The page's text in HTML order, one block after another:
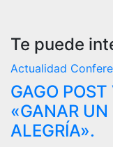
Te puede
Actualidad
GAGO
«GANAR
ALEGRÍA».